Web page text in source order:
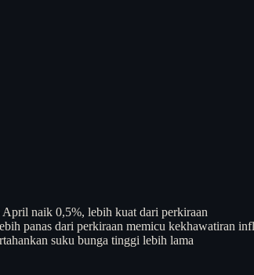
naik 0,5%, lebih kuat dari perkiraan
panas dari perkiraan memicu kekhawatiran
suku bunga tinggi lebih lama